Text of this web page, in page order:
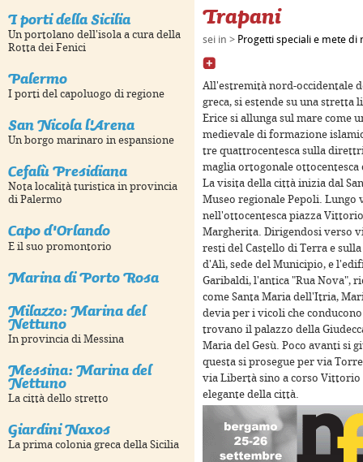
For development
For development
I porti della Sicilia
Un portolano dell'isola a cura della
Rotta dei Fenici
Palermo
I porti del capoluogo di regione
San Nicola l'Arena
Un borgo marinaro in espansione
Cefalù Presidiana
Nota località turistica in provincia
di Palermo
Capo d'Orlando
E il suo promontorio
Marina di Porto Rosa
Milazzo: Marina del
Nettuno
In provincia di Messina
Messina: Marina del
Nettuno
La città dello stretto
Giardini Naxos
La prima colonia greca della Sicilia
Trapani
sei in > Progetti speciali e mete di
All'estremità nord-occidentale
greca, si estende su una stretta
Erice si allunga sul mare come
medievale di formazione
tre quattrocentesca sulla
maglia ortogonale
La visita della città inizia dal
Museo regionale Pepoli. Lungo
nell'ottocentesca piazza
Margherita. Dirigendosi verso
resti del Castello di Terra e
d'Alì, sede del Municipio, e
Garibaldi, l'antica "Rua Nova",
come Santa Maria dell'Itria,
devia per i vicoli che
trovano il palazzo della
Maria del Gesù. Poco avanti si
questa si prosegue per via
via Libertà sino a corso Vittorio
elegante della città.